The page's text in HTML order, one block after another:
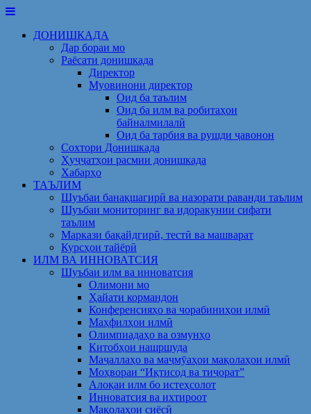
Skip
contentДОНИШКАДА
Дар бораи мо
Раёсати донишкада
Директор
Муовинони директор
Оид ба таълим
Оид ба илм ва робитаҳои
байналмилалӣ
Оид ба тарбия ва рушди ҷавонон
Сохтори Донишкада
Ҳуҷҷатҳои расмии донишкада
Хабарҳо
ТАЪЛИМ
Шуъбаи банақшагирӣ ва назорати раванди таълим
Шуъбаи мониторинг ва идоракунии сифати
таълим
Маркази бақайдгирӣ, тестӣ ва машварат
Курсҳои тайёрӣ
ИЛМ ВА ИННОВАТСИЯ
Шуъбаи илм ва инноватсия
Олимони мо
Ҳайати кормандон
Конференсияҳо ва чорабиниҳои илмӣ
Маҳфилҳои илмӣ
Олимпиадаҳо ва озмунҳо
Китобҳои нашршуда
Маҷаллаҳо ва маҷмӯаҳои мақолаҳои илмӣ
Моҳвораи “Иқтисод ва тиҷорат”
Алоқаи илм бо истеҳсолот
Инноватсия ва ихтироот
Мақолаҳои сиёсӣ